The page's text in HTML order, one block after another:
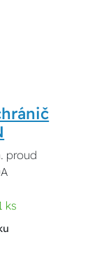
proud
ks